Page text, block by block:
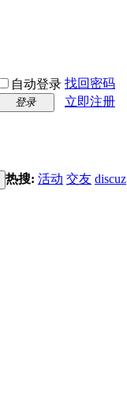
自动登录 找回密码
登录
立即注册
热搜: 活动 交友 discuz